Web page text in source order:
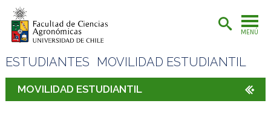
MENÚ
ESTUDIANTES MOVILIDAD ESTUDIANTIL
MOVILIDAD ESTUDIANTIL